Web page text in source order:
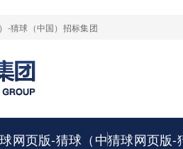
-猜球（中国）招标集团
网页版-猜球（中猜球网页版-